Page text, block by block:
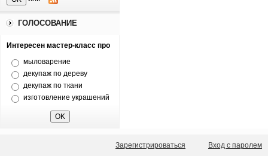
ГОЛОСОВАНИЕ
Интересен мастер-класс про
мыловарение
декупаж по дереву
декупаж по ткани
изготовление украшений
Зарегистрироваться Вход с паролем